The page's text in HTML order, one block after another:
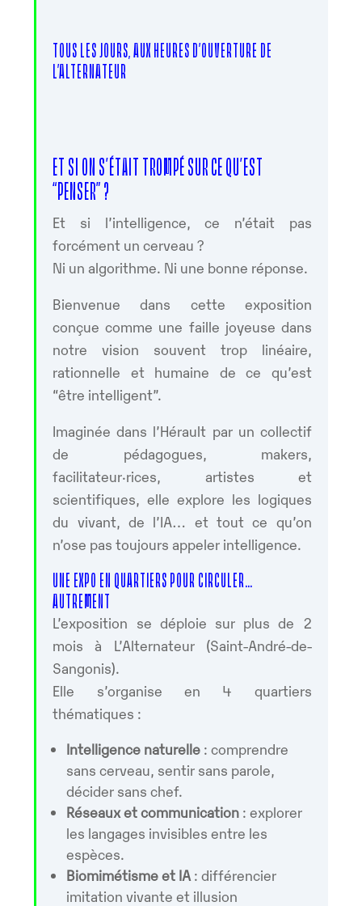
TOUS LES JOURS, AUX HEURES D’OUVERTURE DE
L’ALTERNATEUR
ET SI ON S’ÉTAIT TROMPÉ SUR CE QU’EST
“PENSER” ?
Et si l’intelligence, ce n’était pas
forcément un cerveau ?
Ni un algorithme. Ni une bonne réponse.
Bienvenue dans cette exposition
conçue comme une faille joyeuse dans
notre vision souvent trop linéaire,
rationnelle et humaine de ce qu’est
“être intelligent”.
Imaginée dans l’Hérault par un collectif
de pédagogues, makers,
facilitateur·rices, artistes et
scientifiques, elle explore les logiques
du vivant, de l’IA… et tout ce qu’on
n’ose pas toujours appeler intelligence.
UNE EXPO EN QUARTIERS POUR CIRCULER…
AUTREMENT
L’exposition se déploie sur plus de 2
mois à L’Alternateur (Saint-André-de-
Sangonis).
Elle s’organise en 4 quartiers
thématiques :
Intelligence naturelle : comprendre
sans cerveau, sentir sans parole,
décider sans chef.
Réseaux et communication : explorer
les langages invisibles entre les
espèces.
Biomimétisme et IA : différencier
imitation vivante et illusion